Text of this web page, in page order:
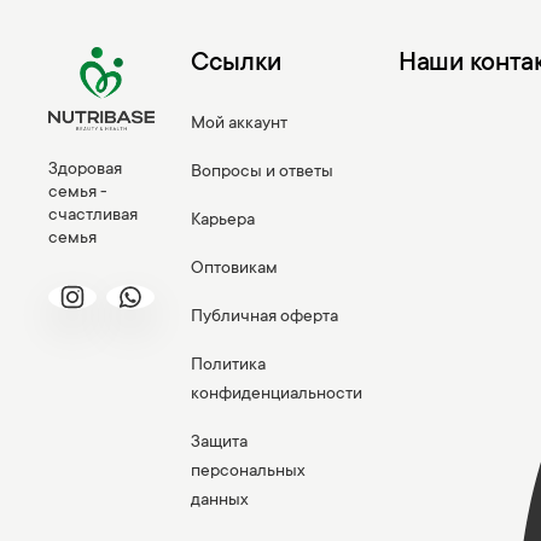
Здоровая
семья -
счастливая
семья
Ссылки
Мой аккаунт
Вопросы и ответы
Карьера
Оптовикам
Публичная оферта
Политика
конфиденциальности
Защита
персональных
данных
Наши